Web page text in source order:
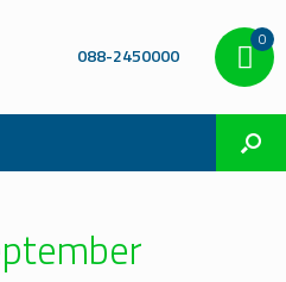
088-2450000
0